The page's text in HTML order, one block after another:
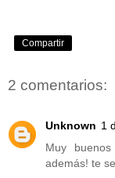
Compartir
2 comentarios:
Unknown 1
Muy
además! te